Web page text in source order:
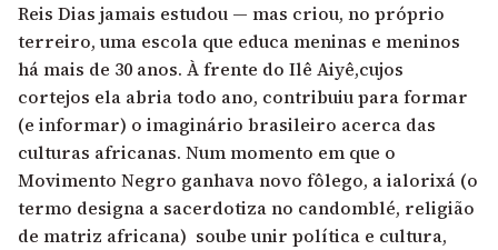
Reis Dias jamais estudou — mas criou, no próprio
terreiro, uma escola que educa meninas e meninos
há mais de 30 anos. À frente do Ilê Aiyê,cujos
cortejos ela abria todo ano, contribuiu para formar
(e informar) o imaginário brasileiro acerca das
culturas africanas. Num momento em que o
Movimento Negro ganhava novo fôlego, a ialorixá (o
termo designa a sacerdotiza no candomblé, religião
de matriz africana) soube unir política e cultura,